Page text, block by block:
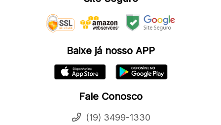
Baixe já nosso APP
Fale Conosco
(19) 3499-1330